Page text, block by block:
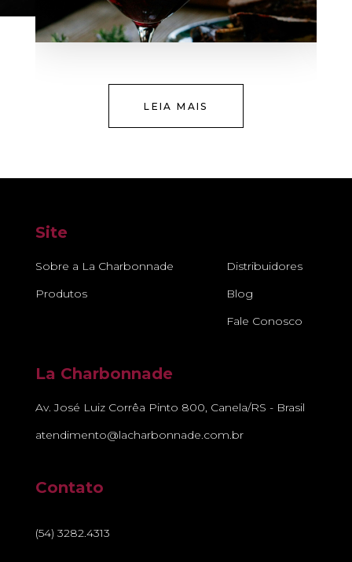
LEIA MAIS
Site
Sobre a La Charbonnade
Produtos
Distribuidores
Blog
Fale Conosco
La Charbonnade
Av. José Luiz Corrêa Pinto 800, Canela/RS - Brasil
atendimento@lacharbonnade.com.br
Contato
(54) 3282.4313